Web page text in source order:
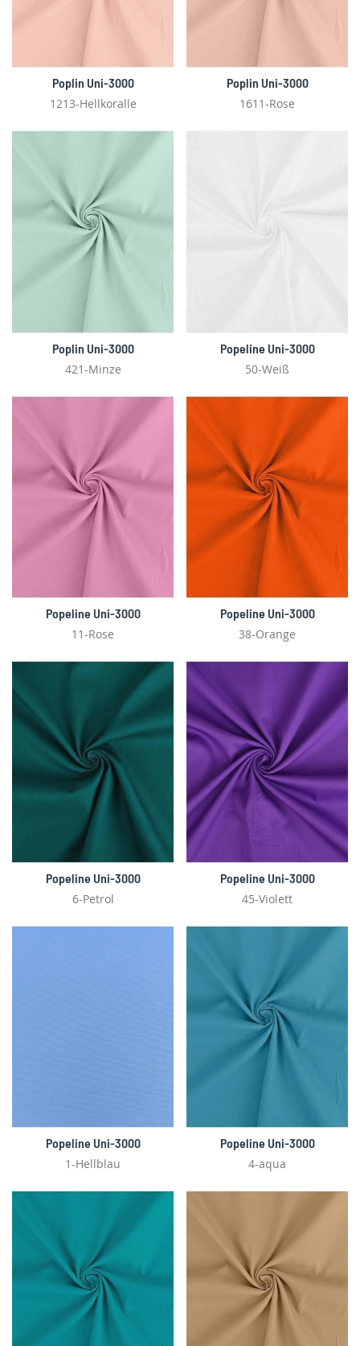
Poplin Uni-3000
1213-Hellkoralle
Poplin Uni-3000
1611-Rose
Poplin Uni-3000
421-Minze
Popeline Uni-3000
50-Weiß
Popeline Uni-3000
11-Rose
Popeline Uni-3000
38-Orange
Popeline Uni-3000
6-Petrol
Popeline Uni-3000
45-Violett
Popeline Uni-3000
1-Hellblau
Popeline Uni-3000
4-aqua